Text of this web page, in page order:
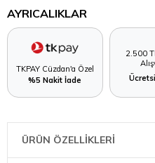
AYRICALIKLAR
TKPAY Cüzdan'a Özel
%5 Nakit İade
2.500
ÜRÜN ÖZELLİKLERİ